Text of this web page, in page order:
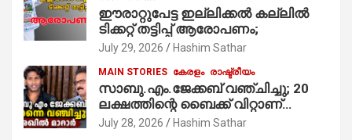
ഈരാറ്റുപേട്ട ഇല്ലിക്കൽ കല്ലിൽ
ടിക്കറ്റ് തട്ടിപ്പ് ആരോപണം;
July 29, 2026 Hashim Sathar
MAIN STORIES കേരളം രാഷ്ട്രീയം
സാബു.എം.ജേക്കബ് വഞ്ചിച്ചു; 20
ലക്ഷത്തിന്റെ ബൈക്ക് വിറ്റാണ്
തൃക്കാക്കരയില്‍ മത്സരിച്ചത്!
July 28, 2026 Hashim Sathar